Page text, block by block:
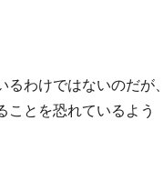
わけではないのだが、
ことを恐れているよう